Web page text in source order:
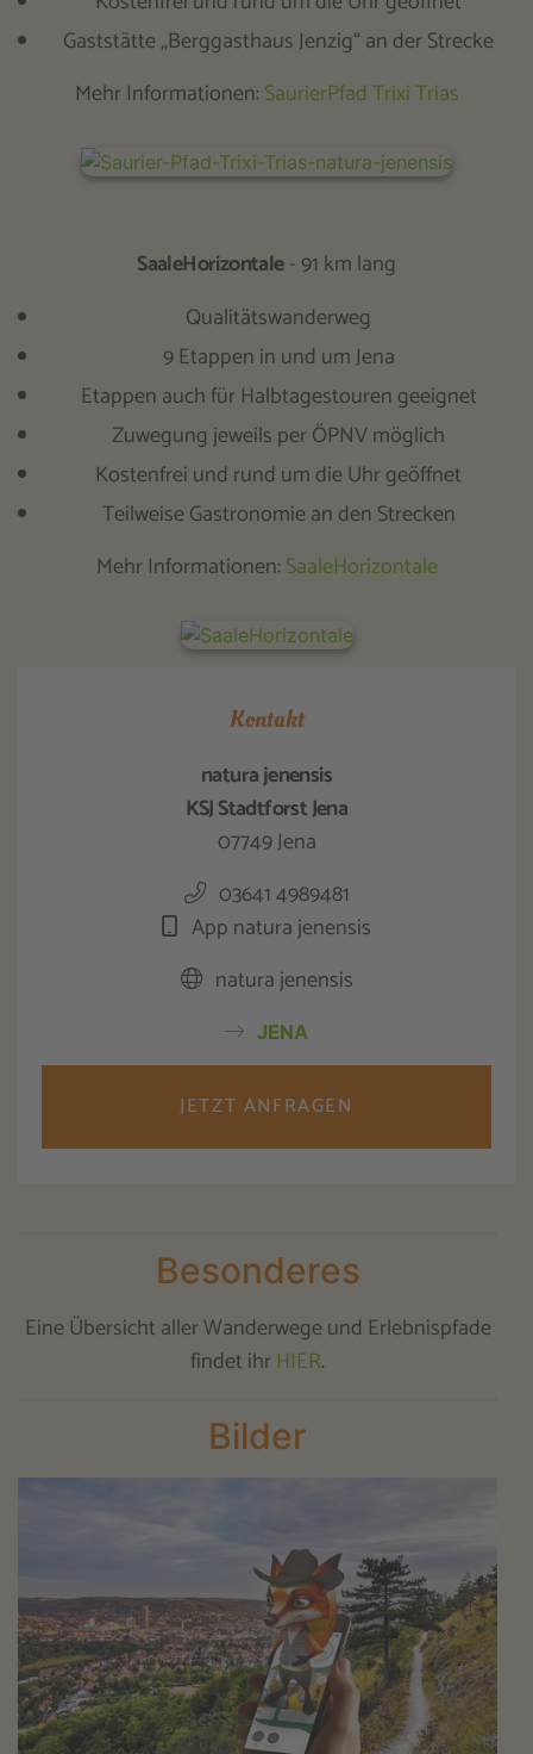
Gaststätte „Berggasthaus Jenzig“ an der Strecke
Mehr Informationen:SaurierPfad Trixi Trias
SaaleHorizontale- 91 km lang
Qualitätswanderweg
9 Etappen in und um Jena
Etappen auch für Halbtagestouren geeignet
Zuwegung jeweils per ÖPNV möglich
Kostenfrei und rund um die Uhr geöffnet
Teilweise Gastronomie an den Strecken
Mehr Informationen:SaaleHorizontale
Kontakt
natura jenensis
KSJ Stadtforst Jena
07749 Jena
03641 4989481
App natura jenensis
natura jenensis
JENA
JETZT ANFRAGEN
Besonderes
Eine Übersicht aller Wanderwege und Erlebnispfade
findet ihr HIER.
Bilder